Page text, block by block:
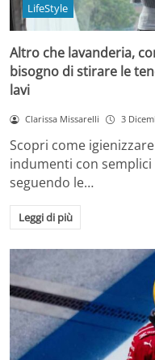
LifeStyle
Altro che lavanderia,
bisogno di stirare le
lavi
Clarissa Missarelli 3
Scopri come
indumenti con
seguendo le…
Leggi di più